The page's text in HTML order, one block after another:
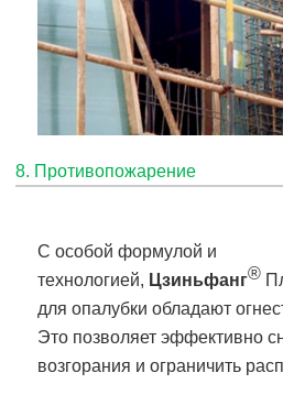
8. Противопожарение
С особой формулой и
технологией, Цзиньфанг®
для опалубки обладают
Это позволяет эффективно
возгорания и ограничить